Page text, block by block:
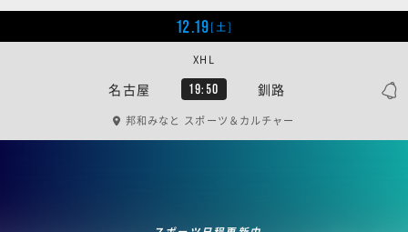
12.19[土]
名古屋 19:50 釧路
XHL
邦和みなと スポーツ＆カルチャー